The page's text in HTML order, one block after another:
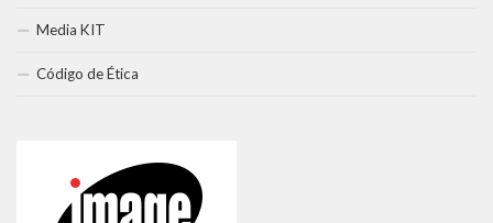
Media KIT
Código de Ética